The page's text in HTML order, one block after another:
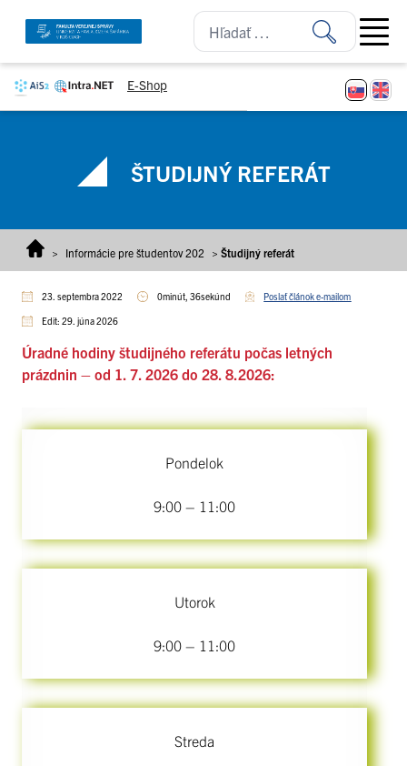
E-Shop
Open
ŠTUDIJNÝ REFERÁT
> Informácie pre študentov 202 > Študijný referát
23. septembra 2022 0minút, 36sekúnd Poslať článok e-mailom
Edit: 29. júna 2026
Úradné hodiny študijného referátu počas letných
prázdnin – od 1. 7. 2026 do 28. 8.2026:
Pondelok
9:00 – 11:00
Utorok
9:00 – 11:00
Streda